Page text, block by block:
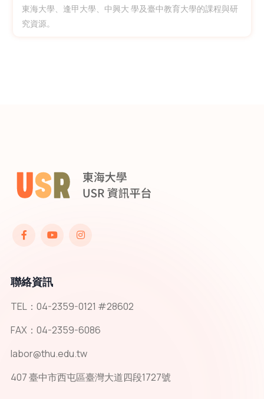
東海大學、逢甲大學、中興大 學及臺中教育大學的課程與研
究資源。
聯絡資訊
TEL：04-2359-0121 #28602
FAX：04-2359-6086
labor@thu.edu.tw
407 臺中市西屯區臺灣大道四段1727號